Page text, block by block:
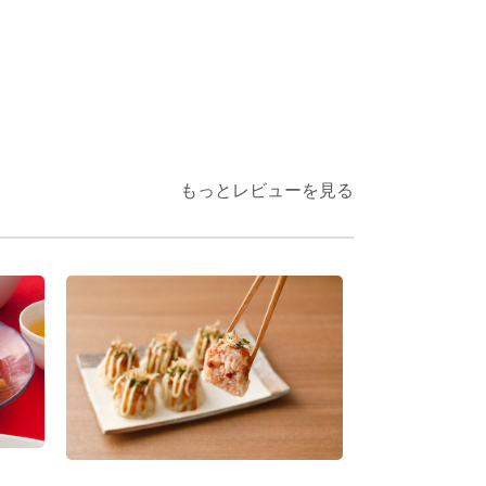
もっとレビューを見る